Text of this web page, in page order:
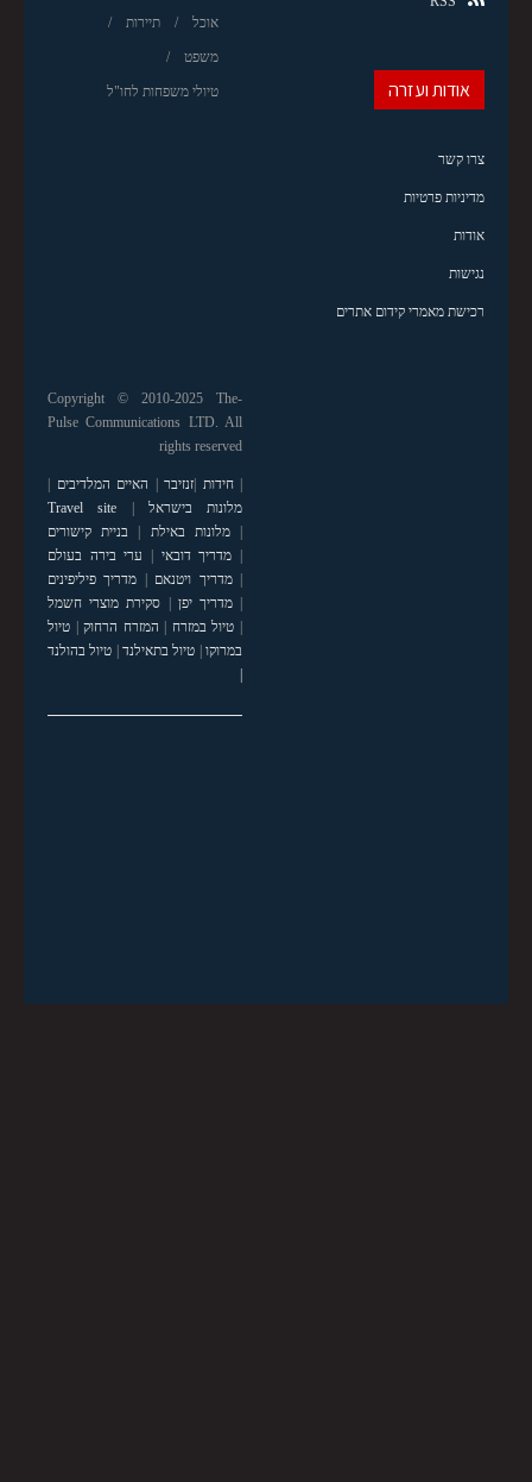
אוכל תיירות
משפט
טיולי משפחות לחו"ל אודות ועזרה
צרו קשר
מדיניות פרטיות
אודות
נגישות
רכישת מאמרי קידום אתרים
Copyright © 2010-2025 The-
Pulse Communications LTD. All
rights reserved
|חידות זנזיבר האיים המלדיבים
מלונות בישראל
Travel site
|מלונות באילת
בניית קישורים
מדריך דובאי
ערי בירה בעולם
|מדריך ויטנאם
מדריך פיליפינים
|מדריך יפן
סקירת מוצרי חשמל
טיול במזרח המזרח הרחוק| טיול
במרוקו| טיול בתאילנד| טיול בהולנד